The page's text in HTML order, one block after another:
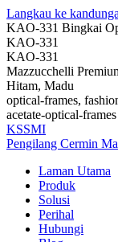
Langkau ke
KAO-331 Bingkai
KAO-331
KAO-331
Mazzucchelli
Hitam, Madu
optical-frames,
acetate-optical-frames
KSSMI
Pengilang Cermin
Laman Utama
Produk
Solusi
Perihal
Hubungi